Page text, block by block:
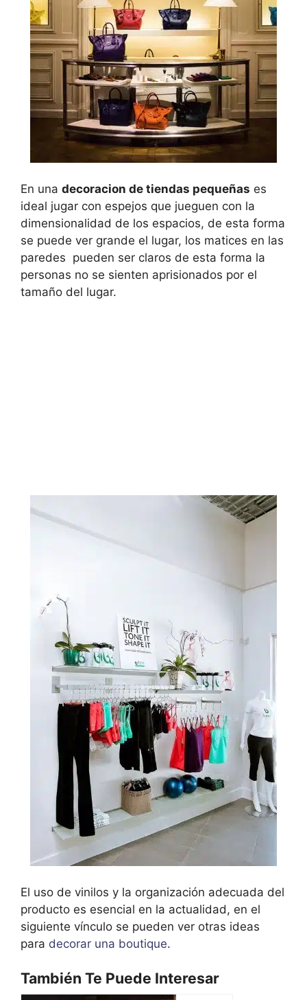
En una decoracion de tiendas pequeñas es
ideal jugar con espejos que jueguen con la
dimensionalidad de los espacios, de esta forma
se puede ver grande el lugar, los matices en las
paredes pueden ser claros de esta forma la
personas no se sienten aprisionados por el
tamaño del lugar.
El uso de vinilos y la organización adecuada del
producto es esencial en la actualidad, en el
siguiente vínculo se pueden ver otras ideas
para decorar una boutique.
También Te Puede Interesar